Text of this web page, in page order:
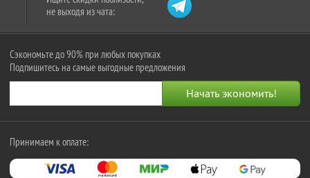
не выходя из чата:
Сэкономьте до 90% при любых покупках
Подпишитесь на самые выгодные предложения
Принимаем к оплате: